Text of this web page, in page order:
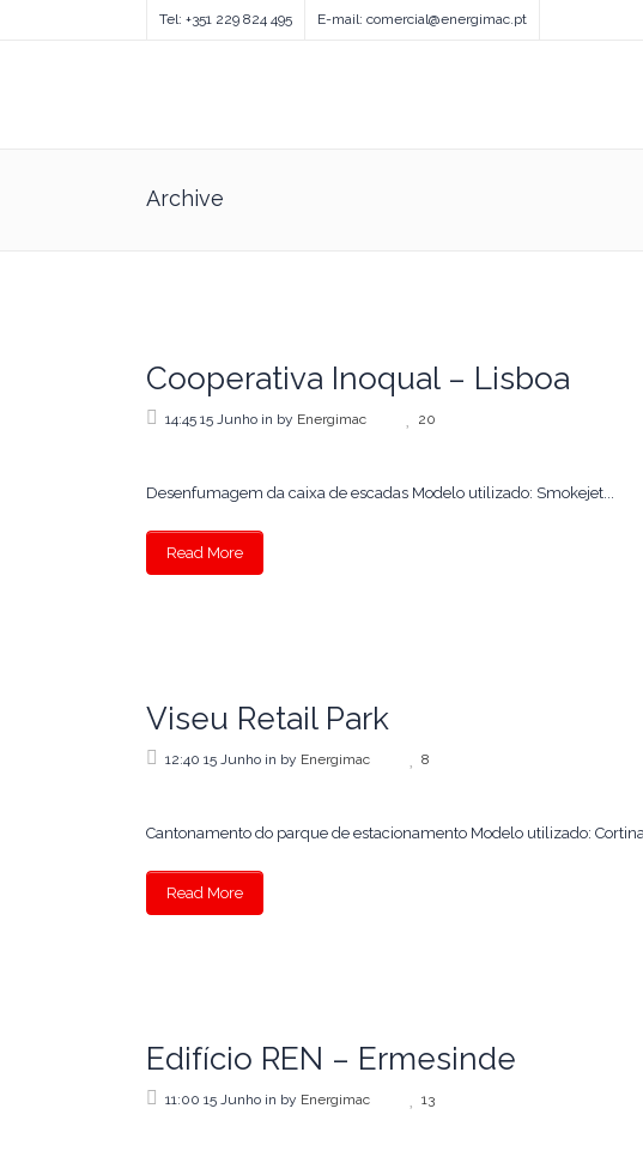
Tel: +351 229 824 495 E-mail: comercial@energimac.pt
Archive
Cooperativa Inoqual – Lisboa
14:45 15 Junho in by Energimac 20
Desenfumagem da caixa de escadas Modelo utilizado: Smokejet...
Read More
Viseu Retail Park
12:40 15 Junho in by Energimac 8
Cantonamento do parque de estacionamento Modelo utilizado:
Read More
Edifício REN – Ermesinde
11:00 15 Junho in by Energimac 13